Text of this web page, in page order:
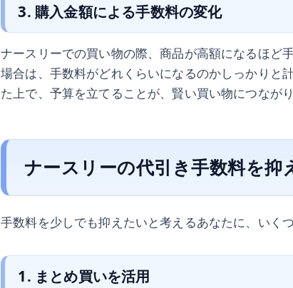
3. 購入金額による手数料の変化
ナースリーでの買い物の際、商品が高額になるほど
場合は、手数料がどれくらいになるのかしっかりと
た上で、予算を立てることが、賢い買い物につながり
ナースリーの代引き手数料を抑
手数料を少しでも抑えたいと考えるあなたに、いく
1. まとめ買いを活用